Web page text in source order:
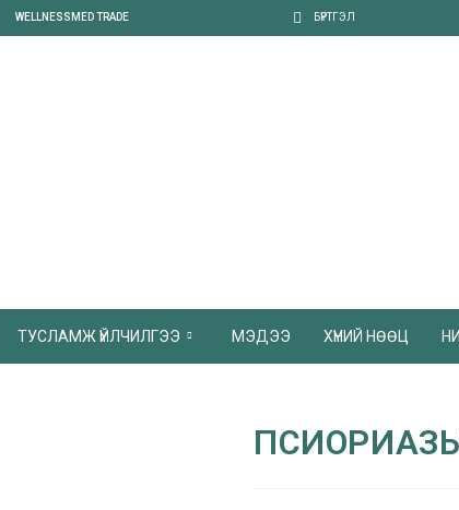
WELLNESSMED TRADE БҮРТГЭЛ
ТУСЛАМЖ ҮЙЛЧИЛГЭЭ МЭДЭЭ ХҮНИЙ НӨӨЦ